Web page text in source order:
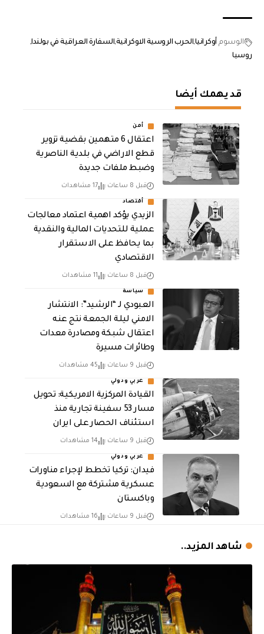
الوسوم أوكرانياالحرب الروسية الاوكرانيةالسفارة العراقية في بولندا
روسيا
قد يهمك أيضا
أمن
اعتقال 6 متهمين بقضية تزوير
قطع الاراضي في بلدية الناصرية
وضبط ملفات جديدة
قبل 8 ساعات 17 مشاهدات
أقتصاد
الزيدي يؤكد اهمية اعتماد معالجات
عملية للتحديات المالية والنقدية
بما يحافظ على الاستقرار
الاقتصادي
قبل 8 ساعات 11 مشاهدات
سياسة
العبودي لـ “الرشيد”: الانتشار
الامني ليلة الجمعة نتج عنه
اعتقال شبكة ومصادرة معدات
وطائرات مسيرة
قبل 9 ساعات 45 مشاهدات
عربي ودولي
القيادة المركزية الامريكية: تحويل
مسار 53 سفينة تجارية منذ
استئناف الحصار على ايران
قبل 9 ساعات 14 مشاهدات
عربي ودولي
فيدان: تركيا تخطط لإجراء مناورات
عسكرية مشتركة مع السعودية
وباكستان
قبل 9 ساعات 16 مشاهدات
شاهد المزيد..